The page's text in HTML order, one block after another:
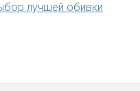
лучшей обивки